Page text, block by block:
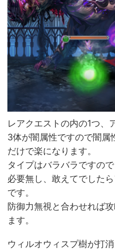
レアクエストの内の1つ、
3体が闇属性ですので闇属
だけで楽になります。
タイプはバラバラですの
必要無し、敢えてでした
です。
防御力無視と合わせれば
ます。
ウィルオウィスプ樹が打